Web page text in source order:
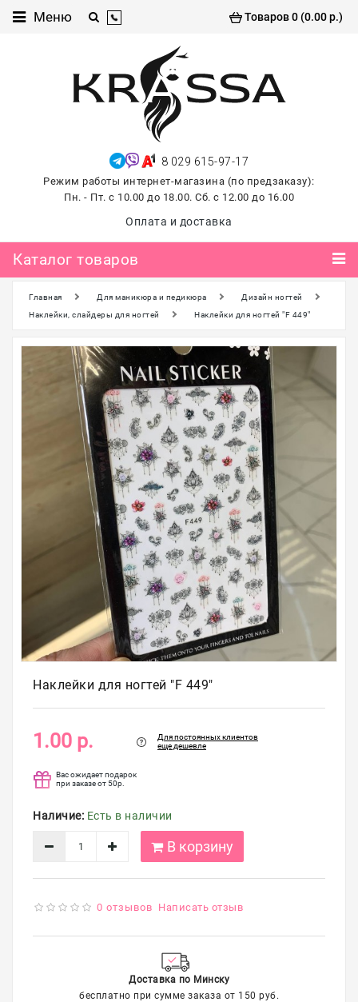
Меню Товаров 0 (0.00 р.)
8 029 615-97-17
Режим работы интернет-магазина (по предзаказу):
Пн. - Пт. с 10.00 до 18.00. Сб. с 12.00 до 16.00
Оплата и доставка
Каталог товаров
Каталог
и
педикюра
Для
наращивания и
ресниц
Электрооборудование
Парафинотерапия
Для
Подарочные
Подарочная
Распродажа
Главная Для маникюра и педикюра
Дизайн ногтей
Наклейки, слайдеры для ногтей
Наклейки для ногтей "F 449"
Наклейки для ногтей "F 449"
1.00 р.
Для постоянных клиентов
еще дешевле
Вас ожидает подарок
при заказе от 50р.
Наличие: Есть в наличии
В корзину
0 отзывов Написать отзыв
Доставка по Минску
бесплатно при сумме заказа от 150 руб.